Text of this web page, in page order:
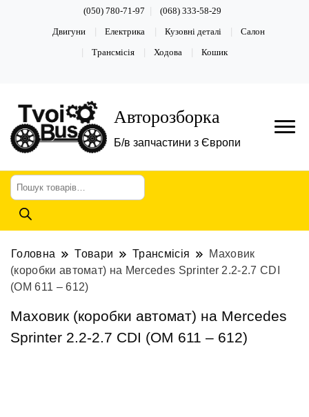
(050) 780-71-97 (068) 333-58-29
Двигуни Електрика Кузовні деталі Салон
Трансмісія Ходова Кошик
Авторозборка
Б/в запчастини з Європи
Пошук
товарів
Головна Товари Трансмісія
Маховик
(коробки автомат) на Mercedes Sprinter 2.2-2.7 CDI
(ОМ 611 – 612)
Маховик (коробки автомат) на Mercedes
Sprinter 2.2-2.7 CDI (ОМ 611 – 612)